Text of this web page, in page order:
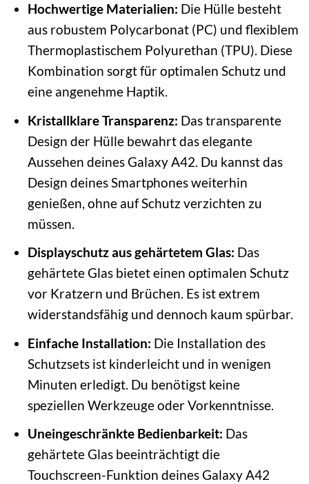
Hochwertige Materialien: Die Hülle besteht
aus robustem Polycarbonat (PC) und flexiblem
Thermoplastischem Polyurethan (TPU). Diese
Kombination sorgt für optimalen Schutz und
eine angenehme Haptik.
Kristallklare Transparenz: Das transparente
Design der Hülle bewahrt das elegante
Aussehen deines Galaxy A42. Du kannst das
Design deines Smartphones weiterhin
genießen, ohne auf Schutz verzichten zu
müssen.
Displayschutz aus gehärtetem Glas: Das
gehärtete Glas bietet einen optimalen Schutz
vor Kratzern und Brüchen. Es ist extrem
widerstandsfähig und dennoch kaum spürbar.
Einfache Installation: Die Installation des
Schutzsets ist kinderleicht und in wenigen
Minuten erledigt. Du benötigst keine
speziellen Werkzeuge oder Vorkenntnisse.
Uneingeschränkte Bedienbarkeit: Das
gehärtete Glas beeinträchtigt die
Touchscreen-Funktion deines Galaxy A42